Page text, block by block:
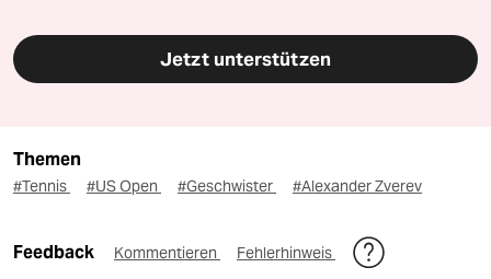
Jetzt unterstützen
Themen
#Tennis #US Open #Geschwister #Alexander Zverev
Feedback Kommentieren Fehlerhinweis